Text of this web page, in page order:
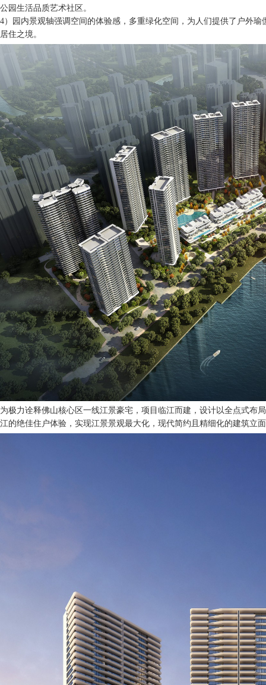
公园生活品质艺术社区。
4）园内景观轴强调空间的体验感，多重绿化空间，为人们提供了户外
居住之境。
为极力诠释佛山核心区一线江景豪宅，项目临江而建，设计以全点式布
江的绝佳住户体验，实现江景景观最大化，现代简约且精细化的建筑立